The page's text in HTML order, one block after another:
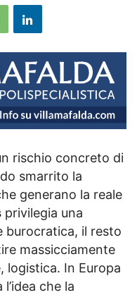
rischio concreto di
smarrito la
generano la reale
privilegia una
burocratica, il resto
massicciamente
logistica. In Europa
che la